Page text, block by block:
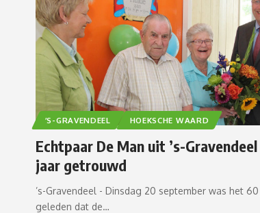
’S-GRAVENDEEL HOEKSCHE WAARD
Echtpaar De Man uit ’s-
jaar getrouwd
’s-Gravendeel - Dinsdag 20 september was het
geleden dat de…